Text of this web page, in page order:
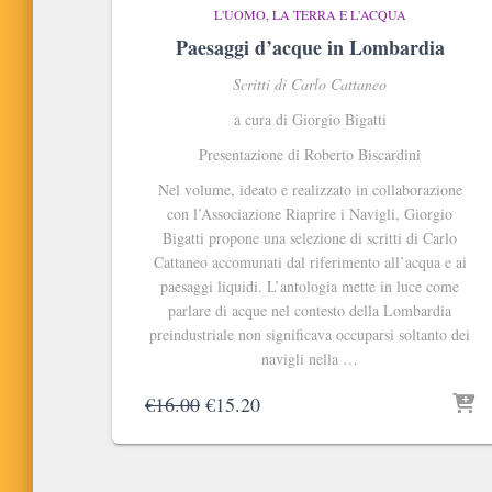
L'UOMO, LA TERRA E L'ACQUA
Paesaggi d’acque in Lombardia
Scritti di Carlo Cattaneo
a cura di Giorgio Bigatti
Presentazione di Roberto Biscardini
Nel volume, ideato e realizzato in collaborazione
con l’Associazione Riaprire i Navigli, Giorgio
Bigatti propone una selezione di scritti di Carlo
Cattaneo accomunati dal riferimento all’acqua e ai
paesaggi liquidi. L’antologia mette in luce come
parlare di acque nel contesto della Lombardia
preindustriale non significava occuparsi soltanto dei
navigli nella …
€16.00 Il
originale
€15.20Il
attuale